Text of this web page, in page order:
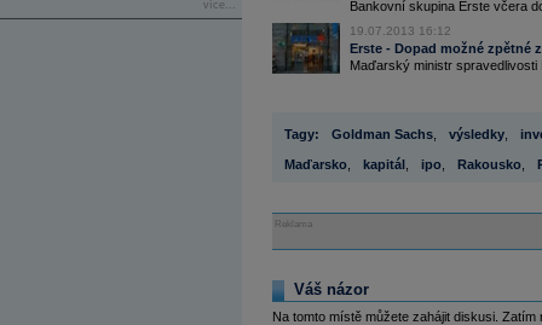
více...
Bankovní skupina Erste včera
19.07.2013 16:12
Erste - Dopad možné zpětné
Maďarský ministr
Tagy: Goldman Sachs výsledky
Maďarsko kapitál ipo Rakousko
Reklama
Váš názor
Na tomto místě můžete zahájit diskusi.